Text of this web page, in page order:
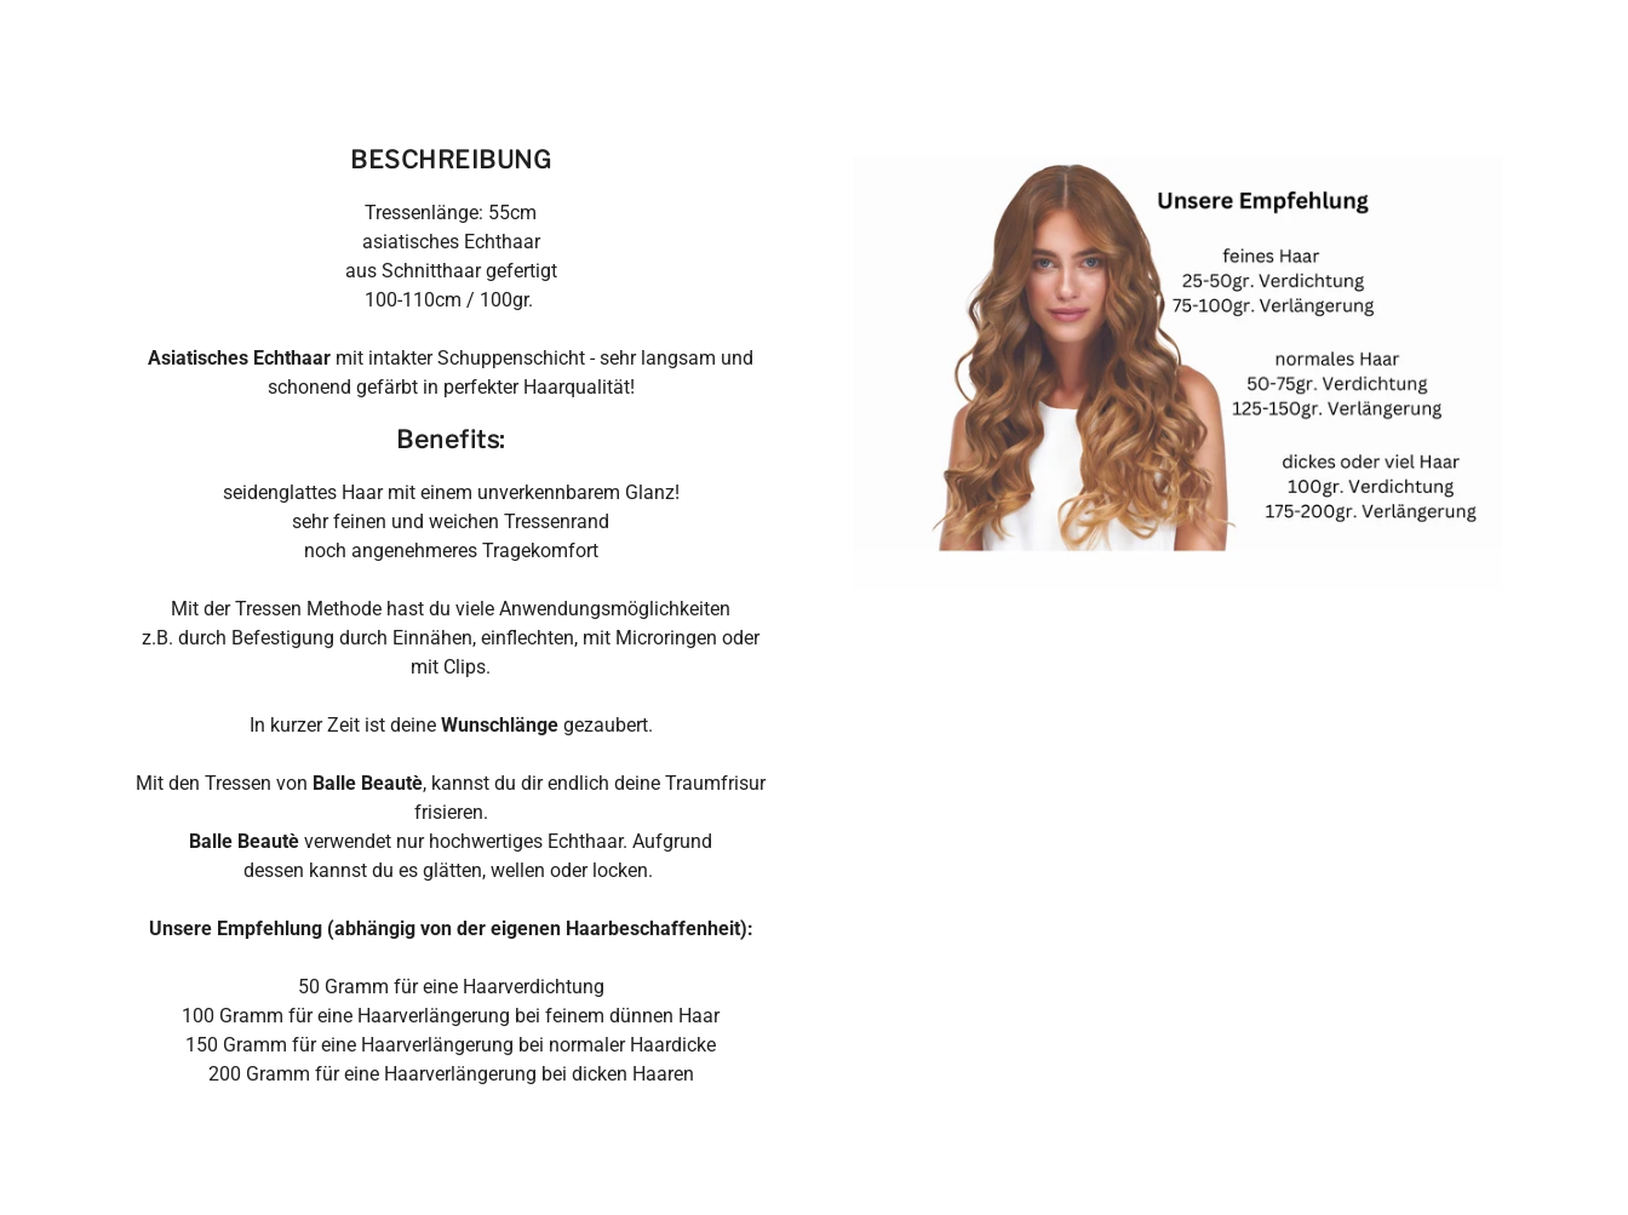
BESCHREIBUNG
Tressenlänge: 55cm
asiatisches Echthaar
aus Schnitthaar gefertigt
100-110cm / 100gr.
Asiatisches Echthaar mit intakter Schuppenschicht - sehr langsam und
schonend gefärbt in perfekter Haarqualität!
Benefits:
seidenglattes Haar mit einem unverkennbarem Glanz!
sehr feinen und weichen Tressenrand
noch angenehmeres Tragekomfort
Mit der Tressen Methode hast du viele Anwendungsmöglichkeiten
z.B. durch Befestigung durch Einnähen, einflechten, mit Microringen oder
mit Clips.
In kurzer Zeit ist deine Wunschlängegezaubert.
Mit den Tressen von Balle Beautè, kannst du dir endlich deine Traumfrisur
frisieren.
Balle Beautè verwendet nur hochwertiges Echthaar. Aufgrund
dessen kannst du es glätten, wellen oder locken.
Unsere Empfehlung (abhängig von der eigenen Haarbeschaffenheit):
50 Gramm für eine Haarverdichtung
100 Gramm für eine Haarverlängerung bei feinem dünnen Haar
150 Gramm für eine Haarverlängerung bei normaler Haardicke
200 Gramm für eine Haarverlängerung bei dicken Haaren